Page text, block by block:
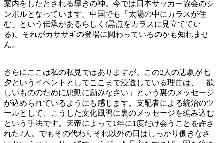
案内をしたとされる導きの神。今では日本サッカー協会のシ
ンボルとなっています。中国でも「太陽の中にカラスが住
む」という伝承があるらしく(黒点をカラスに見立ててい
る)、それがカササギの登場に関わっているのかも知れませ
ん。
さらにここは私の私見ではありますが、この2人の悲劇が七
夕というイベントとしてここまで浸透している理由は、「欲
しいもののために忠勤に励みなさい」という裏のメッセージ
が込められているようにも感じます。支配者による統治のツ
ールとして、こうした文化風習に裏のメッセージを編み込む
という手法です。天帝によって1年に1度だけ会うことを許さ
れた2人。でもその代わりそれ以外の日はしっかり働きなさ